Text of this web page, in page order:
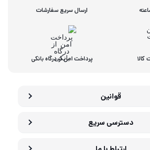
ارسال سریع سفارشات
پرداخت امن از درگاه بانکی
قوانین
دسترسی سریع